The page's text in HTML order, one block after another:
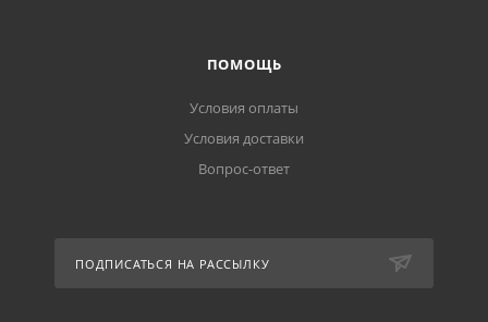
ПОМОЩЬ
Условия оплаты
Условия доставки
Вопрос-ответ
ПОДПИСАТЬСЯ НА РАССЫЛКУ